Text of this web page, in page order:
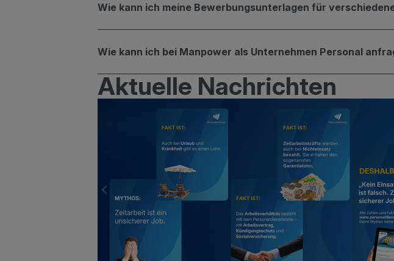
Wie kann ich meine Bewerbungs­unterlagen für
Wie kann ich bei Manpower als Unternehmen Personal
Aktuelle Nachrichten